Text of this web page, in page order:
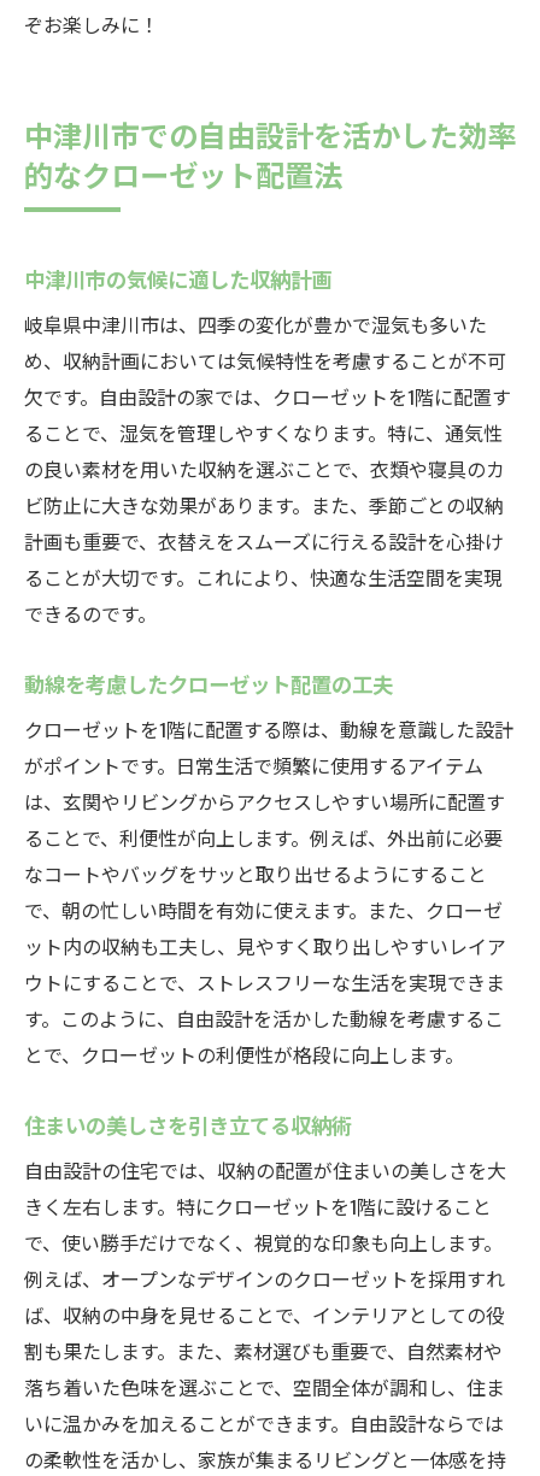
ぞお楽しみに！
中津川市での自由設計を活かした効率
的なクローゼット配置法
中津川市の気候に適した収納計画
岐阜県中津川市は、四季の変化が豊かで湿気も多いた
め、収納計画においては気候特性を考慮することが不可
欠です。自由設計の家では、クローゼットを1階に配置す
ることで、湿気を管理しやすくなります。特に、通気性
の良い素材を用いた収納を選ぶことで、衣類や寝具のカ
ビ防止に大きな効果があります。また、季節ごとの収納
計画も重要で、衣替えをスムーズに行える設計を心掛け
ることが大切です。これにより、快適な生活空間を実現
できるのです。
動線を考慮したクローゼット配置の工夫
クローゼットを1階に配置する際は、動線を意識した設計
がポイントです。日常生活で頻繁に使用するアイテム
は、玄関やリビングからアクセスしやすい場所に配置す
ることで、利便性が向上します。例えば、外出前に必要
なコートやバッグをサッと取り出せるようにすること
で、朝の忙しい時間を有効に使えます。また、クローゼ
ット内の収納も工夫し、見やすく取り出しやすいレイア
ウトにすることで、ストレスフリーな生活を実現できま
す。このように、自由設計を活かした動線を考慮するこ
とで、クローゼットの利便性が格段に向上します。
住まいの美しさを引き立てる収納術
自由設計の住宅では、収納の配置が住まいの美しさを大
きく左右します。特にクローゼットを1階に設けること
で、使い勝手だけでなく、視覚的な印象も向上します。
例えば、オープンなデザインのクローゼットを採用すれ
ば、収納の中身を見せることで、インテリアとしての役
割も果たします。また、素材選びも重要で、自然素材や
落ち着いた色味を選ぶことで、空間全体が調和し、住ま
いに温かみを加えることができます。自由設計ならでは
の柔軟性を活かし、家族が集まるリビングと一体感を持